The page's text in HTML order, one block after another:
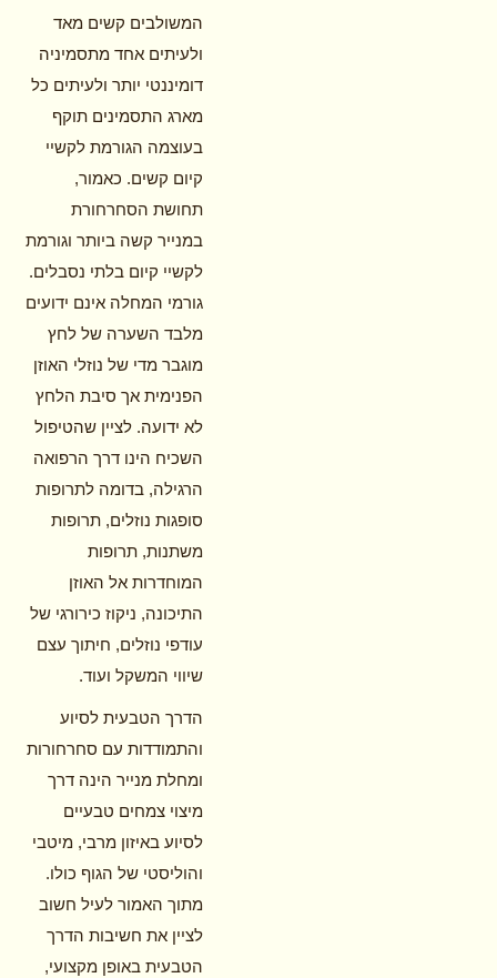
המשולבים קשים מאד
ולעיתים אחד מתסמיניה
דומיננטי יותר ולעיתים כל
מארג התסמינים תוקף
בעוצמה הגורמת לקשיי
קיום קשים. כאמור,
תחושת הסחרחורת
במנייר קשה ביותר וגורמת
לקשיי קיום בלתי נסבלים.
גורמי המחלה אינם ידועים
מלבד השערה של לחץ
מוגבר מדי של נוזלי האוזן
הפנימית אך סיבת הלחץ
לא ידועה. לציין שהטיפול
השכיח הינו דרך הרפואה
הרגילה, בדומה לתרופות
סופגות נוזלים, תרופות
משתנות, תרופות
המוחדרות אל האוזן
התיכונה, ניקוז כירורגי של
עודפי נוזלים, חיתוך עצם
שיווי המשקל ועוד.
הדרך הטבעית לסיוע
והתמודדות עם סחרחורות
ומחלת מנייר הינה דרך
מיצוי צמחים טבעיים
לסיוע באיזון מרבי, מיטבי
והוליסטי של הגוף כולו.
מתוך האמור לעיל חשוב
לציין את חשיבות הדרך
הטבעית באופן מקצועי,